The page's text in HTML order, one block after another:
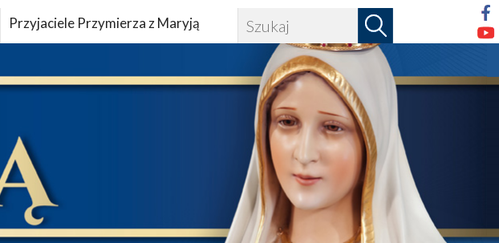
Przyjaciele Przymierza z Maryją